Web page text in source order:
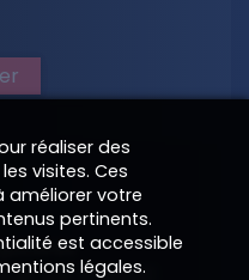
par EPIXELIC
réaliser des
visites. Ces
améliorer votre
pertinents.
est accessible
légales.